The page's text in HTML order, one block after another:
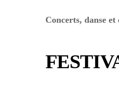
Concerts, danse